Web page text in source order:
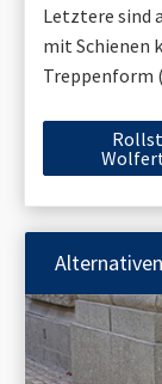
Letztere sind
mit Schienen
Treppenform (